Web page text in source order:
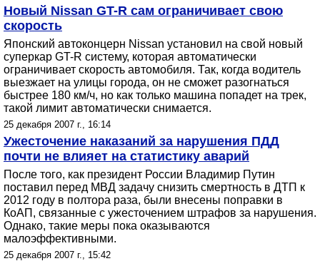
Новый Nissan GT-R сам ограничивает свою
скорость
Японский автоконцерн Nissan установил на свой новый
суперкар GT-R систему, которая автоматически
ограничивает скорость автомобиля. Так, когда водитель
выезжает на улицы города, он не сможет разогнаться
быстрее 180 км/ч, но как только машина попадет на трек,
такой лимит автоматически снимается.
25 декабря 2007 г., 16:14
Ужесточение наказаний за нарушения ПДД
почти не влияет на статистику аварий
После того, как президент России Владимир Путин
поставил перед МВД задачу снизить смертность в ДТП к
2012 году в полтора раза, были внесены поправки в
КоАП, связанные с ужесточением штрафов за нарушения.
Однако, такие меры пока оказываются
малоэффективными.
25 декабря 2007 г., 15:42